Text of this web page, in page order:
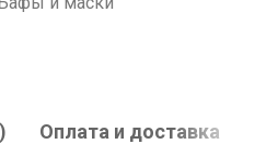
Оплата и доставка